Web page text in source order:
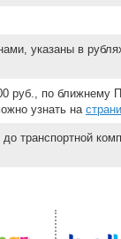
указаны в
руб., по ближнему
узнать на
транспортной